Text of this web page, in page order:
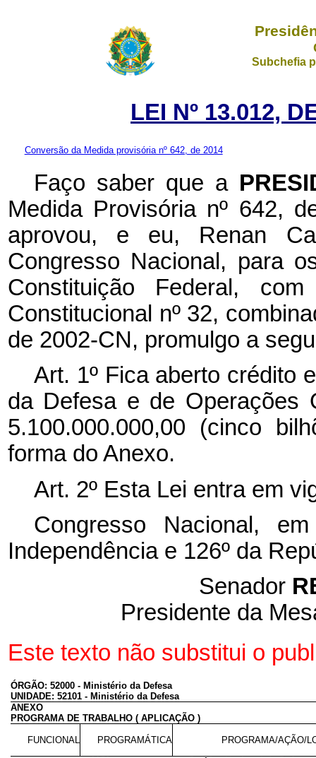
Subchefia
LEI Nº 13.012,
Conversão da Medida provisória nº 642, de 2014
Faço saber que a
Medida Provisória nº 642,
aprovou, e eu, Renan
Congresso Nacional, para
Constituição Federal,
Constitucional nº 32,
de 2002-CN, promulgo a
Art. 1º Fica aberto crédito
da Defesa e de Operações
5.100.000.000,00 (cinco
forma do Anexo.
Art. 2º Esta Lei entra em
Congresso Nacional,
Independência e 126º da
Senador
Presidente da
Este texto não substitui o
ÓRGÃO: 52000 - Ministério da Defesa
UNIDADE: 52101 - Ministério da Defesa
ANEXO
PROGRAMA DE TRABALHO ( APLICAÇÃO )
FUNCIONAL PROGRAMÁTICA PROGRAMA/AÇÃO/